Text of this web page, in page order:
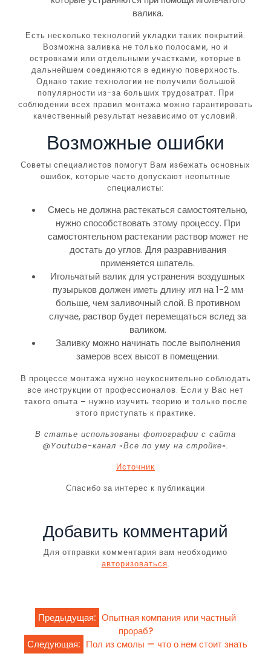
валика.
Есть несколько технологий укладки таких покрытий.
Возможна заливка не только полосами, но и
островками или отдельными участками, которые в
дальнейшем соединяются в единую поверхность.
Однако такие технологии не получили большой
популярности из-за больших трудозатрат. При
соблюдении всех правил монтажа можно гарантировать
качественный результат независимо от условий.
Возможные ошибки
Советы специалистов помогут Вам избежать основных
ошибок, которые часто допускают неопытные
специалисты:
Смесь не должна растекаться самостоятельно,
нужно способствовать этому процессу. При
самостоятельном растекании раствор может не
достать до углов. Для разравнивания
применяется шпатель.
Игольчатый валик для устранения воздушных
пузырьков должен иметь длину игл на 1-2 мм
больше, чем заливочный слой. В противном
случае, раствор будет перемещаться вслед за
валиком.
Заливку можно начинать после выполнения
замеров всех высот в помещении.
В процессе монтажа нужно неукоснительно соблюдать
все инструкции от профессионалов. Если у Вас нет
такого опыта – нужно изучить теорию и только после
этого приступать к практике.
В статье использованы фотографии с сайта
@Youtube-канал «Все по уму на стройке».
Источник
Спасибо за интерес к публикации
Добавить комментарий
Для отправки комментария вам необходимо
авторизоваться.
Навигация
по
Предыдущая: Опытная компания или частный
прораб?
Следующая: Пол из смолы — что о нем стоит знать